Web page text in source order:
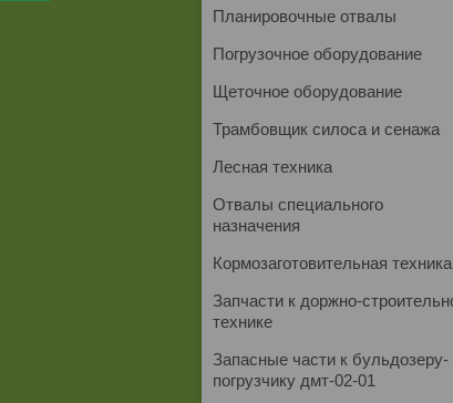
Планировочные отвалы
Погрузочное оборудование
Щеточное оборудование
Трамбовщик силоса и сенажа
Лесная техника
Отвалы специального
назначения
Кормозаготовительная техника
Запчасти к доржно-
технике
Запасные части к бульдозеру-
погрузчику дмт-02-01